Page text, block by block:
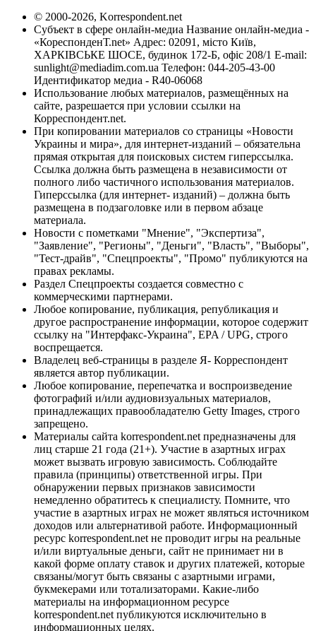
© 2000-2026, Korrespondent.net
Субъект в сфере онлайн-медиа Название онлайн-медиа -
«КореспонденТ.net» Адрес: 02091, місто Київ,
ХАРКІВСЬКЕ ШОСЕ, будинок 172-Б, офіс 208/1 E-mail:
sunlight@mediadim.com.ua Телефон: 044-205-43-00
Идентификатор медиа - R40-06068
Использование любых материалов, размещённых на
сайте, разрешается при условии ссылки на
Корреспондент.net.
При копировании материалов со страницы «Новости
Украины и мира», для интернет-изданий – обязательна
прямая открытая для поисковых систем гиперссылка.
Ссылка должна быть размещена в независимости от
полного либо частичного использования материалов.
Гиперссылка (для интернет- изданий) – должна быть
размещена в подзаголовке или в первом абзаце
материала.
Новости с пометками "Мнение", "Экспертиза",
"Заявление", "Регионы", "Деньги", "Власть", "Выборы",
"Тест-драйв", "Спецпроекты", "Промо" публикуются на
правах рекламы.
Раздел Спецпроекты создается совместно с
коммерческими партнерами.
Любое копирование, публикация, републикация и
другое распространение информации, которое содержит
ссылку на "Интерфакс-Украина", EPA / UPG, строго
воспрещается.
Владелец веб-страницы в разделе Я- Корреспондент
является автор публикации.
Любое копирование, перепечатка и воспроизведение
фотографий и/или аудиовизуальных материалов,
принадлежащих правообладателю Getty Images, строго
запрещено.
Материалы сайта korrespondent.net предназначены для
лиц старше 21 года (21+). Участие в азартных играх
может вызвать игровую зависимость. Соблюдайте
правила (принципы) ответственной игры. При
обнаружении первых признаков зависимости
немедленно обратитесь к специалисту. Помните, что
участие в азартных играх не может являться источником
доходов или альтернативой работе. Информационный
ресурс korrespondent.net не проводит игры на реальные
и/или виртуальные деньги, сайт не принимает ни в
какой форме оплату ставок и других платежей, которые
связаны/могут быть связаны с азартными играми,
букмекерами или тотализаторами. Какие-либо
материалы на информационном ресурсе
korrespondent.net публикуются исключительно в
информационных целях.